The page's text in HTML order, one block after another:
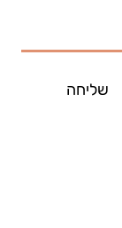
שליחה